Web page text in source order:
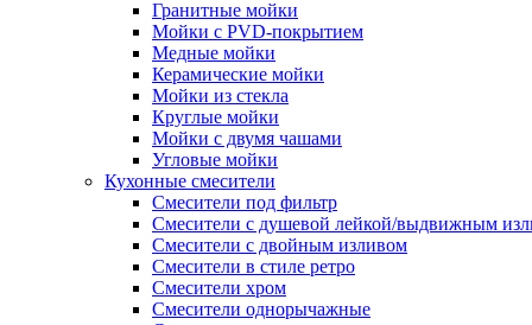
Гранитные мойки
Мойки с PVD-покрытием
Медные мойки
Керамические мойки
Мойки из стекла
Круглые мойки
Мойки с двумя чашами
Угловые мойки
Кухонные смесители
Смесители под фильтр
Смесители с душевой лейкой/выдвижным
Смесители с двойным изливом
Смесители в стиле ретро
Смесители хром
Смесители однорычажные